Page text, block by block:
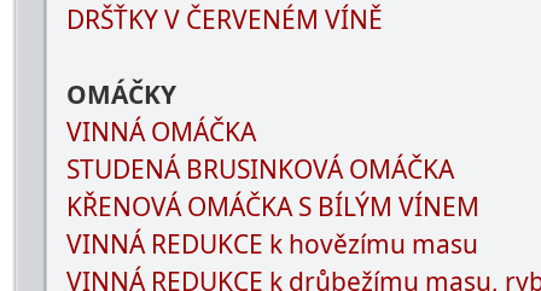
DRŠŤKY V ČERVENÉM VÍNĚ
OMÁČKY
VINNÁ OMÁČKA
STUDENÁ BRUSINKOVÁ OMÁČKA
KŘENOVÁ OMÁČKA S BÍLÝM VÍNEM
VINNÁ REDUKCE k hovězímu masu
VINNÁ REDUKCE k drůbežímu masu,